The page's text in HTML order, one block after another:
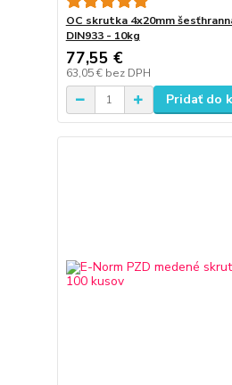
OC skrutka 4x20mm
DIN933 - 10kg
77,55 €
63,05 € bez DPH
Pridať do